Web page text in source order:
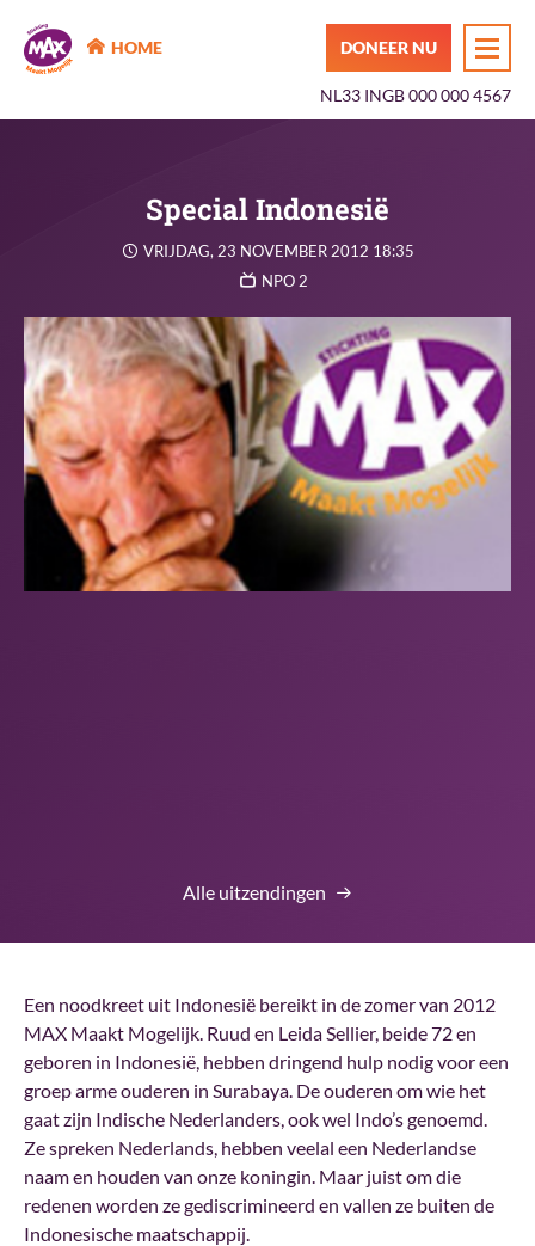
MAX Maakt Mogelijk
HOME DONEER NU
NL33 INGB 000 000 4567
Special Indonesië
VRIJDAG, 23 NOVEMBER 2012 18:35
NPO 2
Alle uitzendingen
Een noodkreet uit Indonesië bereikt in de zomer van 2012
MAX Maakt Mogelijk. Ruud en Leida Sellier, beide 72 en
geboren in Indonesië, hebben dringend hulp nodig voor een
groep arme ouderen in Surabaya. De ouderen om wie het
gaat zijn Indische Nederlanders, ook wel Indo’s genoemd.
Ze spreken Nederlands, hebben veelal een Nederlandse
naam en houden van onze koningin. Maar juist om die
redenen worden ze gediscrimineerd en vallen ze buiten de
Indonesische maatschappij.